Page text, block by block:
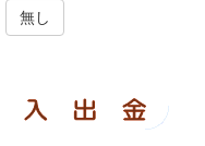
無し